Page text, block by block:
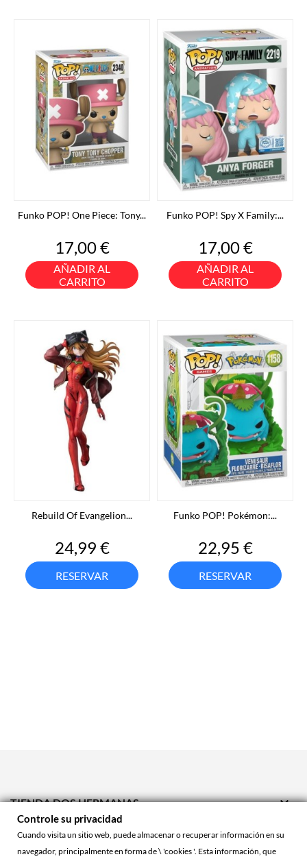
Funko POP! One Piece: Tony...
Precio
17,00 €
AÑADIR AL
CARRITO
Funko POP! Spy X Family:...
Precio
17,00 €
AÑADIR AL
CARRITO
Rebuild Of Evangelion...
Precio
24,99 €
RESERVAR
Funko POP! Pokémon:...
Precio
22,95 €
RESERVAR
TIENDA DOS HERMANAS 
TIENDA ONLINE

Controle su privacidad
Cuando visita un sitio web, puede almacenar o recuperar información en su
navegador, principalmente en forma de \ 'cookies '. Esta información, que